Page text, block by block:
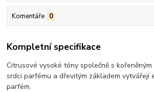
Komentáře 0
Kompletní specifikace
Citrusové vysoké tóny společně s
srdci parfému a dřevitým základem vytvářejí
parfém.